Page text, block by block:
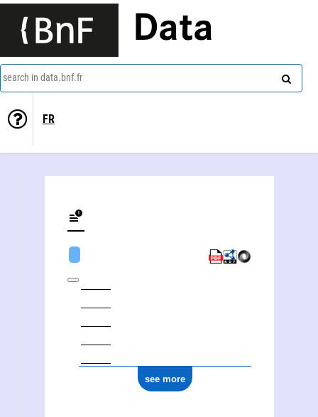
Data
search in data.bnf.fr
FR
see more